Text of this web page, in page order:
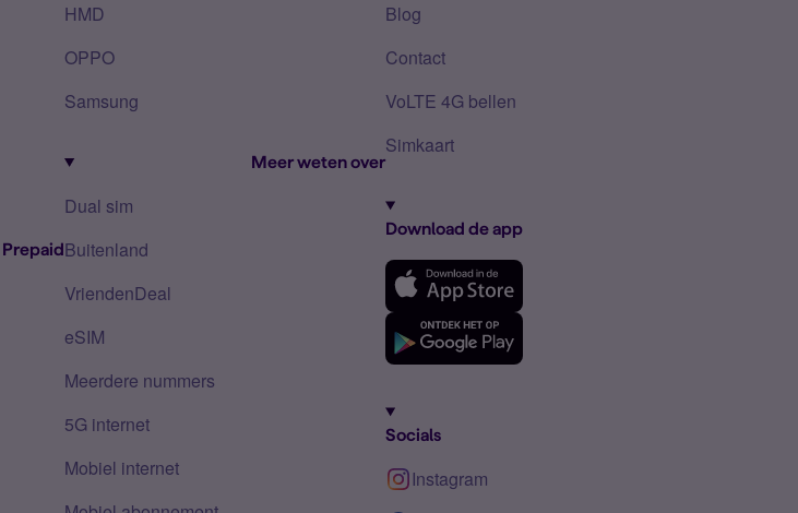
Prepaid
HMD
OPPO
Samsung
Meer weten over
Dual sim
Buitenland
VriendenDeal
eSIM
Meerdere nummers
5G internet
Mobiel internet
Blog
Contact
VoLTE 4G bellen
Simkaart
Download de app
Socials
Instagram